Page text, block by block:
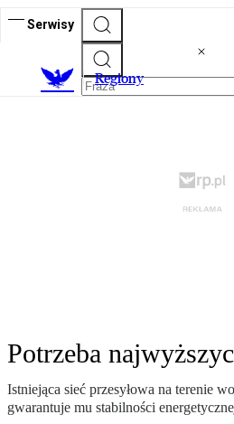
Serwisy
Regiony
Potrzeba
Istniejąca sieć przesyłowa na terenie
gwarantuje mu stabilności